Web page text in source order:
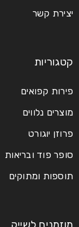
יצירת קשר
קטגוריות
פירות קפואים
מוצרים נלווים
פרוזן יוגורט
סופר פוד ובריאות
תוספות ומתוקים